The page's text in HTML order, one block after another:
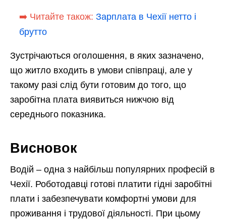
➡️ Читайте також: Зарплата в Чехії нетто і
брутто
Зустрічаються оголошення, в яких зазначено,
що житло входить в умови співпраці, але у
такому разі слід бути готовим до того, що
заробітна плата виявиться нижчою від
середнього показника.
Висновок
Водій – одна з найбільш популярних професій в
Чехії. Роботодавці готові платити гідні заробітні
плати і забезпечувати комфортні умови для
проживання і трудової діяльності. При цьому